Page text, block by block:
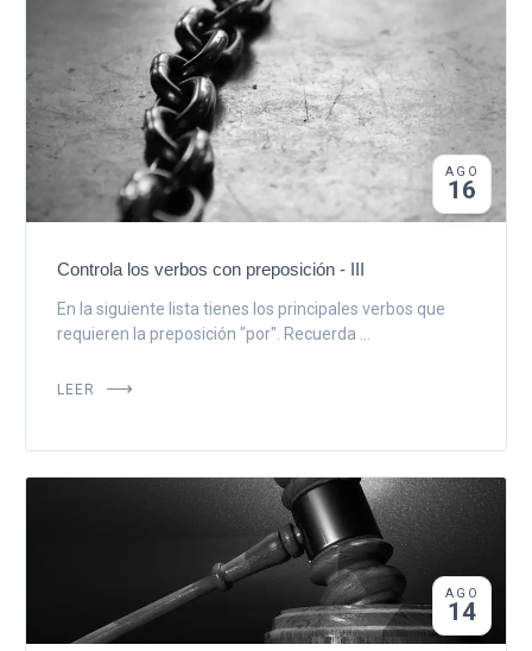
AGO
16
Controla los verbos con preposición - III
En la siguiente lista tienes los principales verbos que
requieren la preposición "por". Recuerda ...
LEER
AGO
14